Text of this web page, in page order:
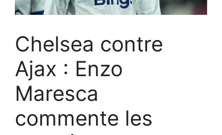
Chelsea contre
Ajax : Enzo
Maresca
commente les